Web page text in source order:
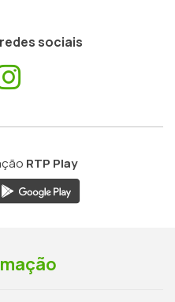
sociais
RTP Play